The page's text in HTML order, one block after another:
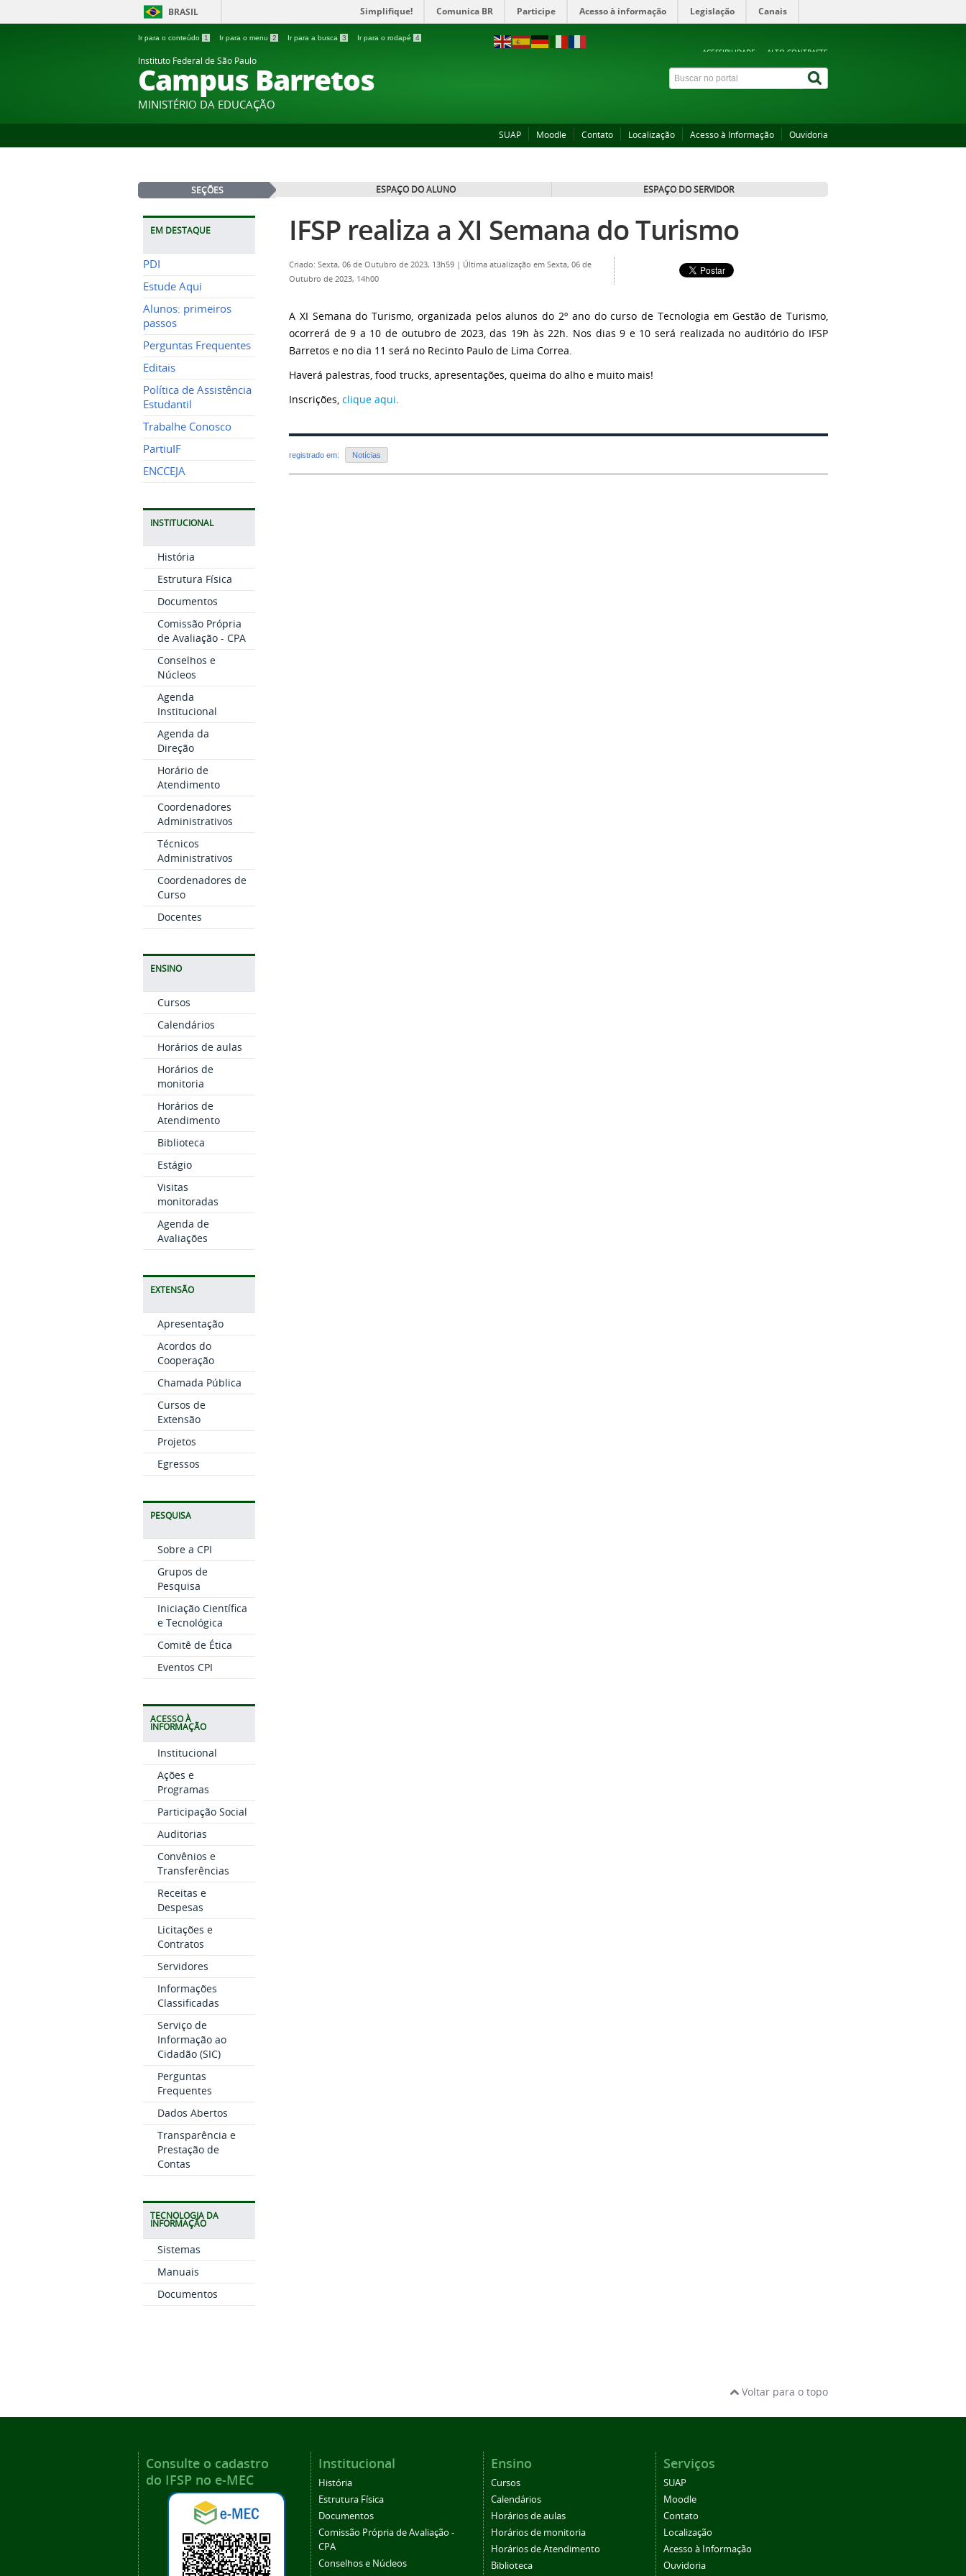
BRASIL Simplifique! Comunica BR Participe Acesso à informação Legislação Canais
Ir para o conteúdo 1 Ir para o menu 2 Ir para a busca 3 Ir para o rodapé 4
ACESSIBILIDADE ALTO CONTRASTE
Instituto Federal de São Paulo
Campus Barretos
MINISTÉRIO DA EDUCAÇÃO
SUAP Moodle Contato Localização Acesso à Informação Ouvidoria
SEÇÕES ESPAÇO DO ALUNO ESPAÇO DO SERVIDOR
EM DESTAQUE
PDI
Estude Aqui
Alunos: primeiros
passos
Perguntas Frequentes
Editais
Política de Assistência
Estudantil
Trabalhe Conosco
PartiuIF
ENCCEJA
INSTITUCIONAL
História
Estrutura Física
Documentos
Comissão Própria
de Avaliação - CPA
Conselhos e
Núcleos
Agenda
Institucional
Agenda da
Direção
Horário de
Atendimento
Coordenadores
Administrativos
Técnicos
Administrativos
Coordenadores de
Curso
Docentes
ENSINO
Cursos
Calendários
Horários de aulas
Horários de
monitoria
Horários de
Atendimento
Biblioteca
Estágio
Visitas
monitoradas
Agenda de
Avaliações
EXTENSÃO
Apresentação
Acordos do
Cooperação
Chamada Pública
Cursos de
Extensão
Projetos
Egressos
PESQUISA
Sobre a CPI
Grupos de
Pesquisa
Iniciação Científica
e Tecnológica
Comitê de Ética
Eventos CPI
ACESSO À
INFORMAÇÃO
Institucional
Ações e
Programas
Participação Social
Auditorias
Convênios e
Transferências
Receitas e
Despesas
Licitações e
Contratos
Servidores
Informações
Classificadas
Serviço de
Informação ao
Cidadão (SIC)
Perguntas
Frequentes
Dados Abertos
Transparência e
Prestação de
Contas
TECNOLOGIA DA
INFORMAÇÃO
Sistemas
Manuais
Documentos
IFSP realiza a XI Semana do Turismo
Criado: Sexta, 06 de Outubro de 2023, 13h59 | Última atualização em Sexta, 06 de
Outubro de 2023, 14h00
A XI Semana do Turismo, organizada pelos alunos do 2º ano do curso de Tecnologia em Gestão de Turismo,
ocorrerá de 9 a 10 de outubro de 2023, das 19h às 22h. Nos dias 9 e 10 será realizada no auditório do IFSP
Barretos e no dia 11 será no Recinto Paulo de Lima Correa.
Haverá palestras, food trucks, apresentações, queima do alho e muito mais!
Inscrições, clique aqui.
registrado em: Notícias
Voltar para o topo
Consulte o cadastro
do IFSP no e-MEC
Institucional
História
Estrutura Física
Documentos
Comissão Própria de Avaliação -
CPA
Conselhos e Núcleos
Ensino
Cursos
Calendários
Horários de aulas
Horários de monitoria
Horários de Atendimento
Biblioteca
Serviços
SUAP
Moodle
Contato
Localização
Acesso à Informação
Ouvidoria